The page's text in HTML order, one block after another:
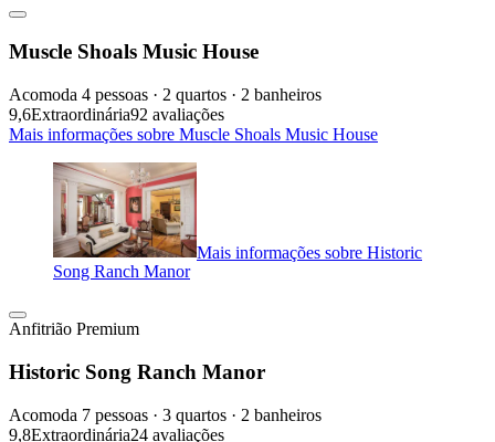
Muscle Shoals Music House
Acomoda 4 pessoas · 2 quartos · 2 banheiros
9,6Extraordinária92 avaliações
Mais informações sobre Muscle Shoals Music House
Mais informações sobre Historic
Song Ranch Manor
Anfitrião Premium
Historic Song Ranch Manor
Acomoda 7 pessoas · 3 quartos · 2 banheiros
9,8Extraordinária24 avaliações